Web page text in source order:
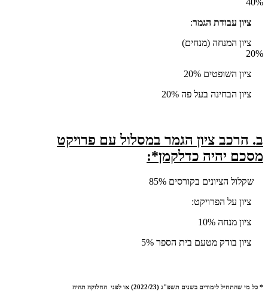
ציון עבודת הגמר:
ציון המנחה (מנחים)
20%
ציון השופטים 20%
ציון הבחינה בעל פה 20%
ב. הרכב ציון הגמר במסלול עם פרויקט
מסכם יהיה כדלקמן*:
שקלול הציונים בקורסים 85%
ציון על הפרויקט:
ציון מנחה 10%
ציון בודק מטעם בית הספר 5%
* כל מי שהתחיל לימודים בשנים תשפ"ג (2022/23) או לפני החלוקה תהיה